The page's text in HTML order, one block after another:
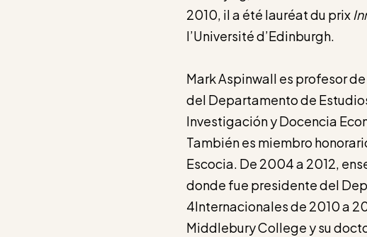
2010, il a été lauréat du prix
l’Université d’Edinburgh.
Mark Aspinwall es profesor
del Departamento de
Investigación y Docencia
También es miembro
Escocia. De 2004 a 2012,
donde fue presidente del
4Internacionales de 2010 a
Middlebury College y su